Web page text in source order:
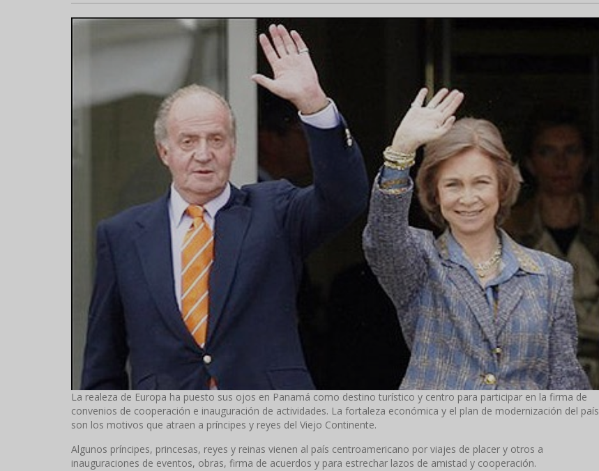
La realeza de Europa ha puesto sus ojos en Panamá como destino turístico y centro para participar en la firma de
convenios de cooperación e inauguración de actividades. La fortaleza económica y el plan de modernización del país
son los motivos que atraen a príncipes y reyes del Viejo Continente.
Algunos príncipes, princesas, reyes y reinas vienen al país centroamericano por viajes de placer y otros a
inauguraciones de eventos, obras, firma de acuerdos y para estrechar lazos de amistad y cooperación.